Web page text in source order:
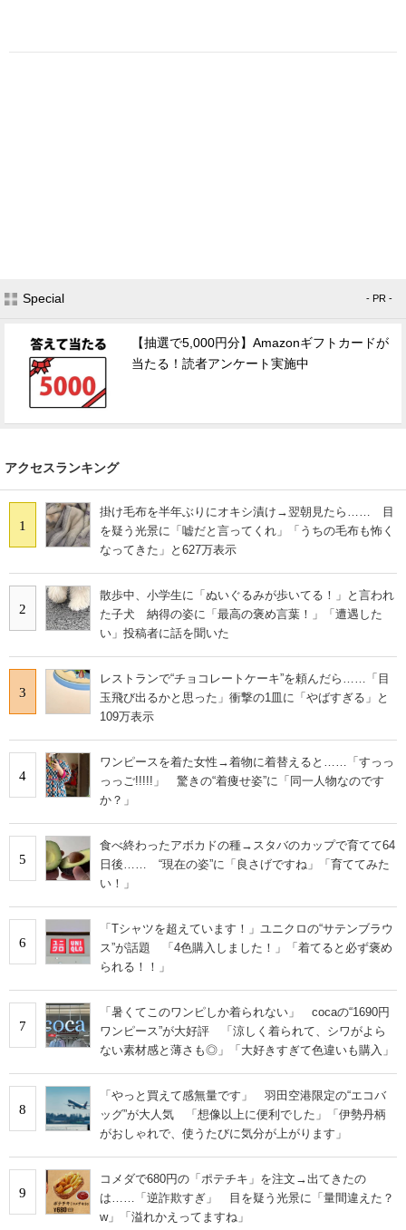
Special - PR -
【抽選で5,000円分】Amazonギフトカードが
当たる！読者アンケート実施中
アクセスランキング
1
掛け毛布を半年ぶりにオキシ漬け→翌朝見たら…… 目
を疑う光景に「嘘だと言ってくれ」「うちの毛布も怖く
なってきた」と627万表示
2
散歩中、小学生に「ぬいぐるみが歩いてる！」と言われ
た子犬 納得の姿に「最高の褒め言葉！」「遭遇した
い」投稿者に話を聞いた
3
レストランで“チョコレートケーキ”を頼んだら……「目
玉飛び出るかと思った」衝撃の1皿に「やばすぎる」と
109万表示
4
ワンピースを着た女性→着物に着替えると……「すっっ
っっご!!!!!」 驚きの“着痩せ姿”に「同一人物なのです
か？」
5
食べ終わったアボカドの種→スタバのカップで育てて64
日後…… “現在の姿”に「良さげですね」「育ててみた
い！」
6
「Tシャツを超えています！」ユニクロの“サテンブラウ
ス”が話題 「4色購入しました！」「着てると必ず褒め
られる！！」
7
「暑くてこのワンピしか着られない」 cocaの“1690円
ワンピース”が大好評 「涼しく着られて、シワがよら
ない素材感と薄さも◎」「大好きすぎて色違いも購入」
8
「やっと買えて感無量です」 羽田空港限定の“エコバ
ッグ”が大人気 「想像以上に便利でした」「伊勢丹柄
がおしゃれで、使うたびに気分が上がります」
9
コメダで680円の「ポテチキ」を注文→出てきたの
は……「逆詐欺すぎ」 目を疑う光景に「量間違えた？
w」「溢れかえってますね」